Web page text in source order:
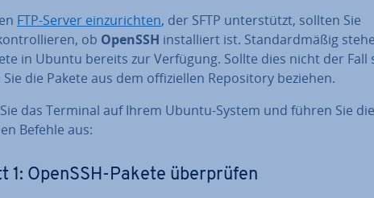
FTP-Server ein­zu­rich­ten, der SFTP un­ter­stützt, sollten Sie
ob OpenSSH in­stal­liert ist. Stan­dard­mä­ßig
in Ubuntu bereits zur Verfügung. Sollte dies nicht der Fall
die Pakete aus dem of­fi­zi­el­len Re­po­si­to­ry beziehen.
das Terminal auf Ihrem Ubuntu-System und führen Sie die
Befehle aus:
1: OpenSSH-Pakete über­prü­fen